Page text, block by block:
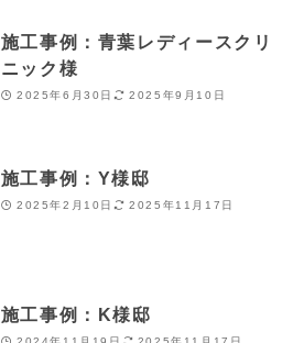
施工事例：青葉レディースクリ
ニック様
2025年6月30日 2025年9月10日
施工事例：Y様邸
2025年2月10日 2025年11月17日
施工事例：K様邸